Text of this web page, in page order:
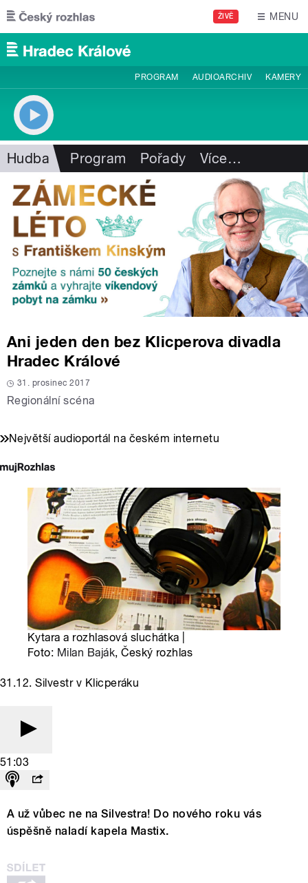
Přejít k hlavnímu obsahu
ŽIVĚ MENU
PROGRAM AUDIOARCHIV KAMERY
Hudba Program Pořady Více…
Ani jeden den bez Klicperova divadla
Hradec Králové
31. prosinec 2017
Regionální scéna
Největší audioportál na českém internetu
Kytara a rozhlasová sluchátka |
Foto: Milan Baják, Český rozhlas
31.12. Silvestr v Klicperáku
51:03
A už vůbec ne na Silvestra! Do nového roku vás
úspěšně naladí kapela Mastix.